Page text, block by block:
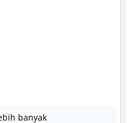
banyak